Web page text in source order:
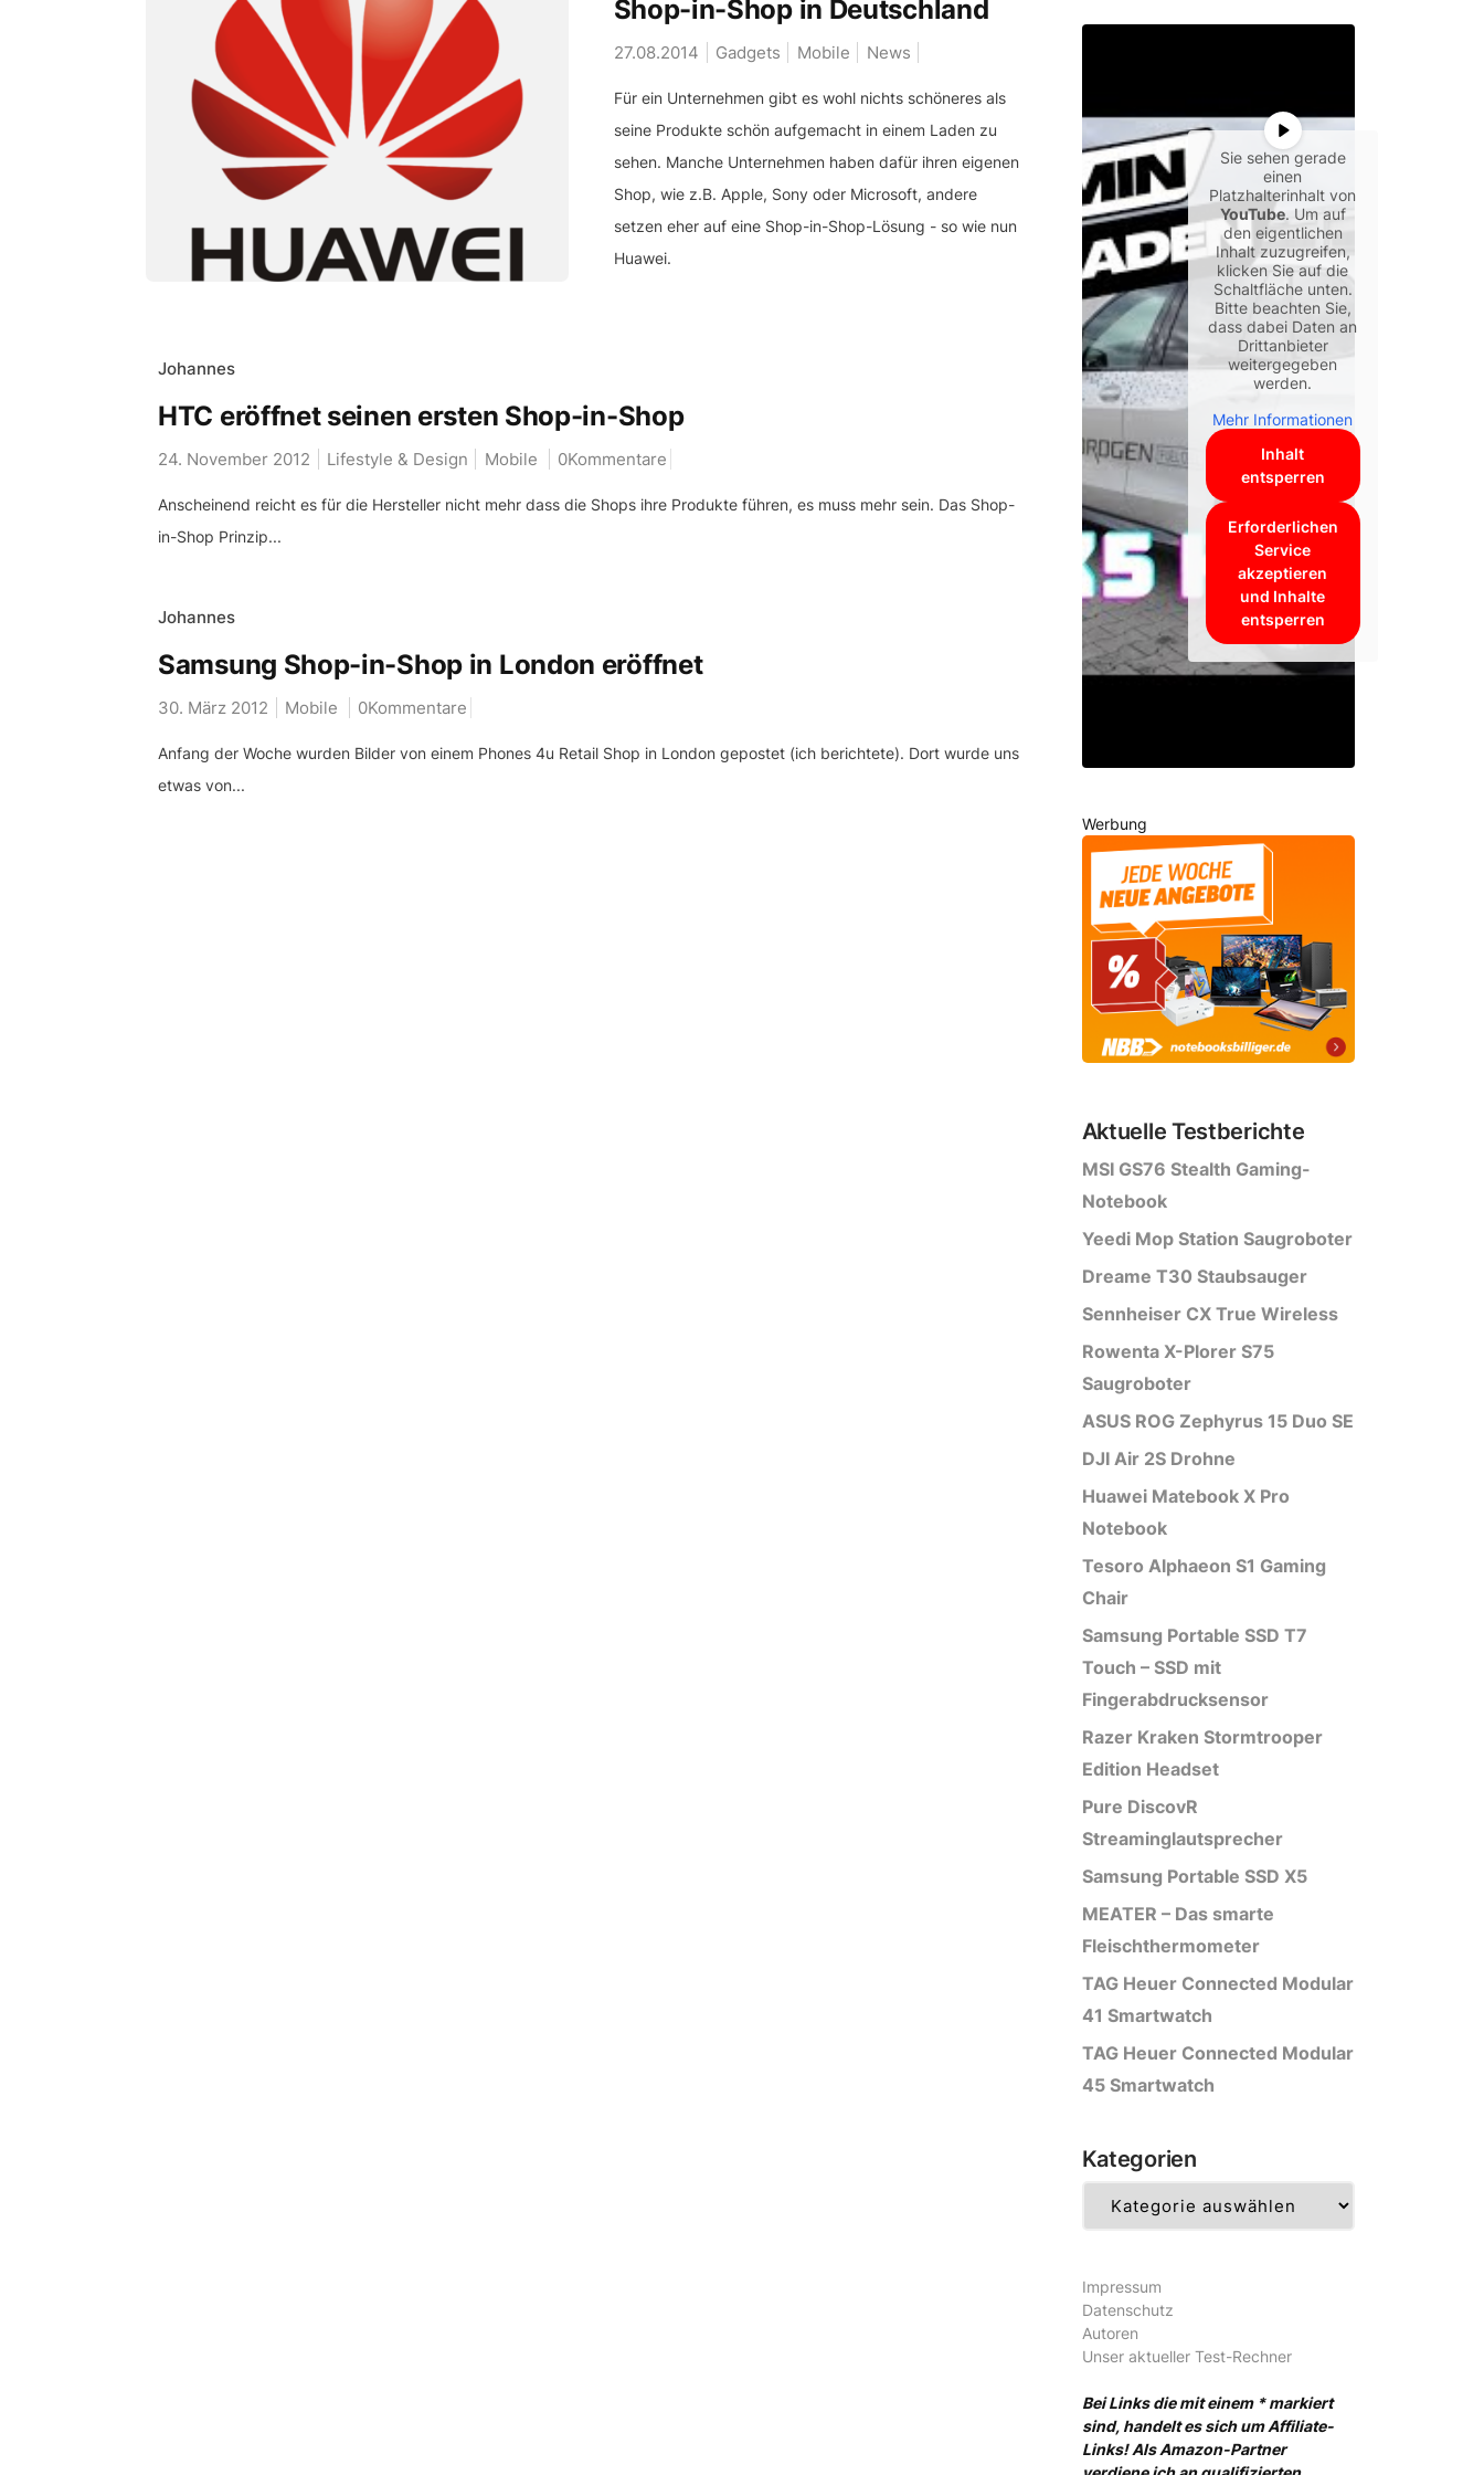
Shop-in-Shop in Deutschland
27.08.2014 Gadgets Mobile News
Für ein Unternehmen gibt es wohl nichts schöneres als
seine Produkte schön aufgemacht in einem Laden zu
sehen. Manche Unternehmen haben dafür ihren eigenen
Shop, wie z.B. Apple, Sony oder Microsoft, andere
setzen eher auf eine Shop-in-Shop-Lösung - so wie nun
Huawei.
Johannes
HTC eröffnet seinen ersten Shop-in-Shop
24. November 2012 Lifestyle & Design Mobile 0Kommentare
Anscheinend reicht es für die Hersteller nicht mehr dass die Shops ihre Produkte führen, es muss mehr sein. Das Shop-
in-Shop Prinzip...
Johannes
Samsung Shop-in-Shop in London eröffnet
30. März 2012 Mobile 0Kommentare
Anfang der Woche wurden Bilder von einem Phones 4u Retail Shop in London gepostet (ich berichtete). Dort wurde uns
etwas von...
Sie sehen gerade
einen
Platzhalterinhalt von
YouTube. Um auf
den eigentlichen
Inhalt zuzugreifen,
klicken Sie auf die
Schaltfläche unten.
Bitte beachten Sie,
dass dabei Daten an
Drittanbieter
weitergegeben
werden.
Mehr Informationen
Inhalt
entsperren
Erforderlichen
Service
akzeptieren
und Inhalte
entsperren
Werbung
Aktuelle Testberichte
MSI GS76 Stealth Gaming-
Notebook
Yeedi Mop Station Saugroboter
Dreame T30 Staubsauger
Sennheiser CX True Wireless
Rowenta X-Plorer S75
Saugroboter
ASUS ROG Zephyrus 15 Duo SE
DJI Air 2S Drohne
Huawei Matebook X Pro
Notebook
Tesoro Alphaeon S1 Gaming
Chair
Samsung Portable SSD T7
Touch – SSD mit
Fingerabdrucksensor
Razer Kraken Stormtrooper
Edition Headset
Pure DiscovR
Streaminglautsprecher
Samsung Portable SSD X5
MEATER – Das smarte
Fleischthermometer
TAG Heuer Connected Modular
41 Smartwatch
TAG Heuer Connected Modular
45 Smartwatch
Kategorien
Impressum
Datenschutz
Autoren
Unser aktueller Test-Rechner
Bei Links die mit einem * markiert
sind, handelt es sich um Affiliate-
Links! Als Amazon-Partner